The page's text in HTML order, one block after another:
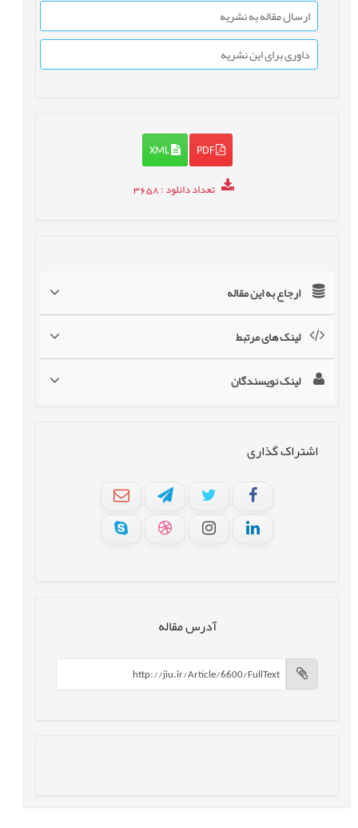
ارسال مقاله به نشریه
داوری برای این نشریه
PDF
XML
تعداد دانلود: 3658
ارجاع به این مقاله
لینک های مرتبط
لینک نویسندگان
اشتراک گذاری
آدرس مقاله